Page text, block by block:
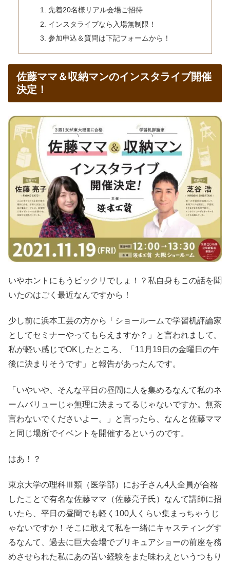
先着20名様リアル会場ご招待
インスタライブなら入場無制限！
参加申込＆質問は下記フォームから！
佐藤ママ＆収納マンのインスタライブ開催
決定！
いやホントにもうビックリでしょ！？私自身もこの話を聞
いたのはごく最近なんですから！
少し前に浜本工芸の方から「ショールームで学習机評論家
としてセミナーやってもらえますか？」と言われまして。
私が軽い感じでOKしたところ、「11月19日の金曜日の午
後に決まりそうです」と報告があったんです。
「いやいや、そんな平日の昼間に人を集めるなんて私のネ
ームバリューじゃ無理に決まってるじゃないですか。無茶
言わないでくださいよー。」と言ったら、なんと佐藤ママ
と同じ場所でイベントを開催するというのです。
はあ！？
東京大学の理科Ⅲ類（医学部）にお子さん4人全員が合格
したことで有名な佐藤ママ（佐藤亮子氏）なんて講師に招
いたら、平日の昼間でも軽く100人くらい集まっちゃうじ
ゃないですか！そこに敢えて私を一緒にキャスティングす
るなんて、過去に巨大会場でプリキュアショーの前座を務
めさせられた私にあの苦い経験をまた味わえというつもり